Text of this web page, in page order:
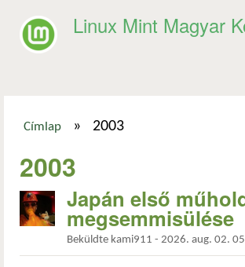
Linux Mint Magyar
Címlap » 2003
2003
Japán első
megsemmisülése
Beküldte kami911 - 2026. aug. 02.